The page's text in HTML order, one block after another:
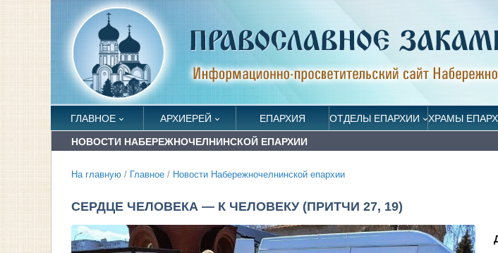
ГЛАВНОЕ АРХИЕРЕЙ ЕПАРХИЯ ОТДЕЛЫ ЕПАРХИИ ХРАМЫ
НОВОСТИ НАБЕРЕЖНОЧЕЛНИНСКОЙ ЕПАРХИИ
На главную / Главное / Новости Набережночелнинской епархии
СЕРДЦЕ ЧЕЛОВЕКА — К ЧЕЛОВЕКУ (ПРИТЧИ 27, 19)